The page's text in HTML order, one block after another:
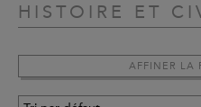
HISTOIRE ET
AFFINER LA